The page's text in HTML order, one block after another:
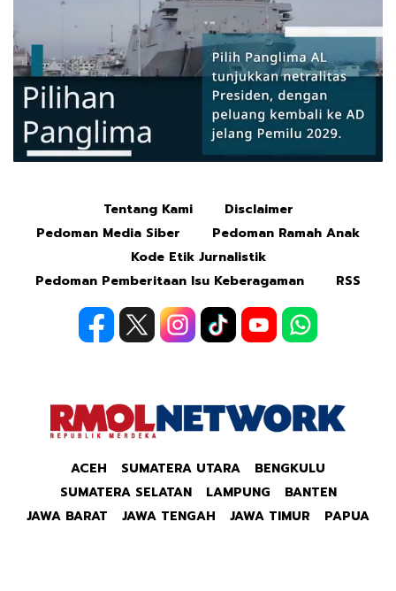
Tentang Kami
Disclaimer
Pedoman Media Siber
Pedoman Ramah Anak
Kode Etik Jurnalistik
Pedoman Pemberitaan Isu Keberagaman
RSS
ACEH SUMATERA UTARA
BENGKULU
SUMATERA SELATAN
LAMPUNG
BANTEN
JAWA BARAT
JAWA TENGAH JAWA TIMUR PAPUA